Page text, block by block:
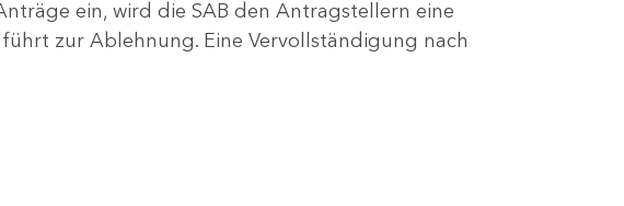
ein, wird die SAB den Antragstellern eine
zur Ablehnung. Eine Vervollständigung nach